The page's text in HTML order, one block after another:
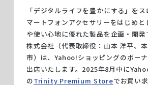
Trinity 20th
Anniversary
「デジタルライフを豊かにする」を
マートフォンアクセサリーをはじめと
や使い心地に優れた製品を企画・開発
株式会社（代表取締役：山本 洋平、
市）は、Yahoo!ショッピングのボー
出店いたします。2025年8月中に
のTrinity Premium Storeでお買い